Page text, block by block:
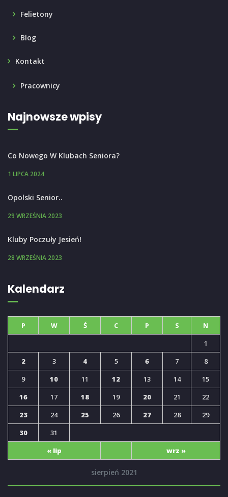
Felietony
Blog
Kontakt
Pracownicy
Najnowsze wpisy
Co Nowego W Klubach Seniora?
1 LIPCA 2024
Opolski Senior..
29 WRZEŚNIA 2023
Kluby Poczuły Jesień!
28 WRZEŚNIA 2023
Kalendarz
sierpień 2021
P W Ś C P S N
« lip wrz »
1
2
3 4 5 6 7
8
9
10 11 12 13 14
15
16
17 18 19 20 21
22
23
24 25 26 27 28
29
30
31